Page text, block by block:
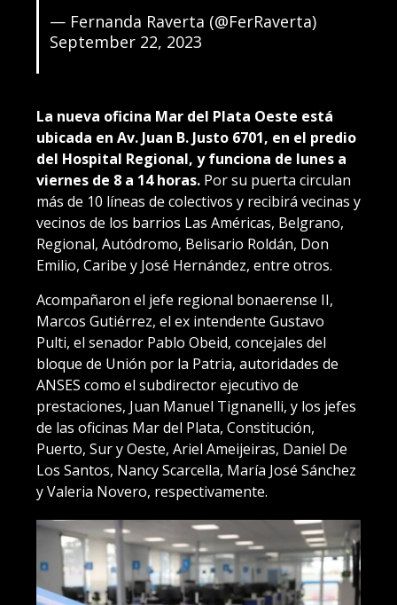
— Fernanda Raverta (@FerRaverta)
September 22, 2023
La nueva oficina Mar del Plata Oeste está
ubicada en Av. Juan B. Justo 6701, en el predio
del Hospital Regional, y funciona de lunes a
viernes de 8 a 14 horas. Por su puerta circulan
más de 10 líneas de colectivos y recibirá vecinas y
vecinos de los barrios Las Américas, Belgrano,
Regional, Autódromo, Belisario Roldán, Don
Emilio, Caribe y José Hernández, entre otros.
Acompañaron el jefe regional bonaerense II,
Marcos Gutiérrez, el ex intendente Gustavo
Pulti, el senador Pablo Obeid, concejales del
bloque de Unión por la Patria, autoridades de
ANSES como el subdirector ejecutivo de
prestaciones, Juan Manuel Tignanelli, y los jefes
de las oficinas Mar del Plata, Constitución,
Puerto, Sur y Oeste, Ariel Ameijeiras, Daniel De
Los Santos, Nancy Scarcella, María José Sánchez
y Valeria Novero, respectivamente.